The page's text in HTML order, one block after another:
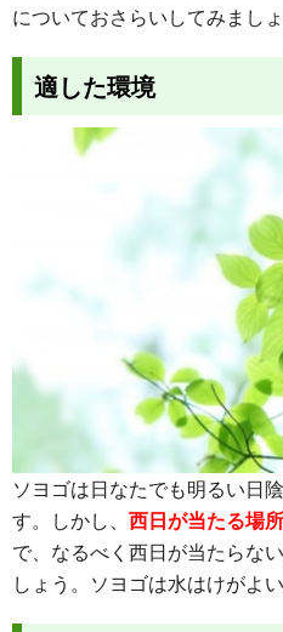
についておさらいしてみましょ
適した環境
ソヨゴは日なたでも明るい日
す。しかし、 西日が当たる場
で、なるべく西日が当たらな
しょう。ソヨゴは水はけがよ